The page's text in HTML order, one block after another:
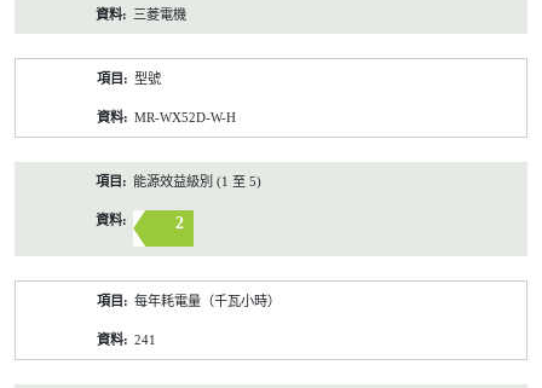
三菱電機
型號
MR-WX52D-W-H
能源效益級別 (1 至 5)
2
每年耗電量（千瓦小時）
241